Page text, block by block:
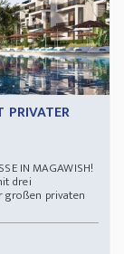
IN MAGAWISH!
drei
großen privaten